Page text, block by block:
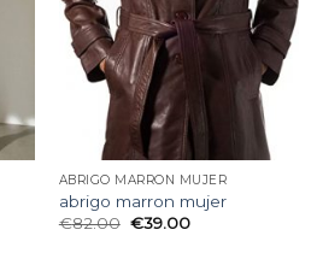
ABRIGO MARRON MUJER
abrigo marron mujer
€82.00 €39.00